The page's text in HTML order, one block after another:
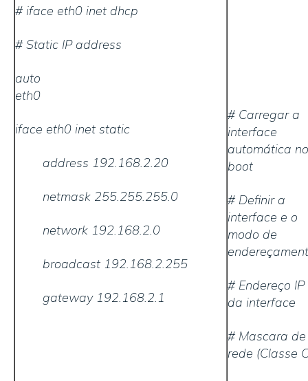
# iface eth0 inet dhcp
# Static IP address
auto
eth0
iface eth0 inet static
address 192.168.2.20
netmask 255.255.255.0
network 192.168.2.0
broadcast 192.168.2.255
gateway 192.168.2.1
# Carregar a
interface
automática no
boot
# Definir a
interface e o
modo de
# Endereço IP
da interface
# Mascara de
rede (Classe